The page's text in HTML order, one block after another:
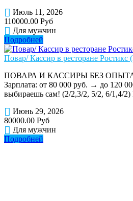
Июль 11, 2026
110000.00 Руб
Для мужчин
Подробней
Повар/ Кассир в ресторане
ПОВАРА И КАССИРЫ БЕЗ
Зарплата: от 80 000 руб. → до 120
выбираешь сам! (2/2,3/2, 5/2, 6/1,4/2)
Июнь 29, 2026
80000.00 Руб
Для мужчин
Подробней